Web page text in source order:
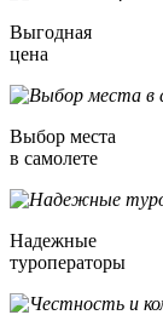
Выгодная
цена
Выбор места
в самолете
Надежные
туроператоры